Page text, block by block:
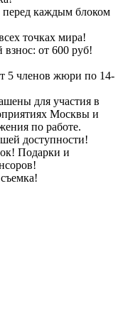
перед каждым блоком
точках мира!
от 600 руб!
5 членов жюри по 14-
для участия в
Москвы и
по работе.
доступности!
Подарки и